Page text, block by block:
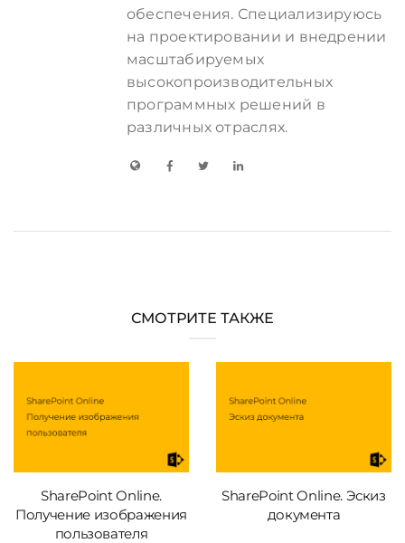
обеспечения. Специализируюсь
на проектировании и внедрении
масштабируемых
высокопроизводительных
программных решений в
различных отраслях.
СМОТРИТЕ ТАКЖЕ
SharePoint Online.
Получение изображения
пользователя
SharePoint Online. Эскиз
документа